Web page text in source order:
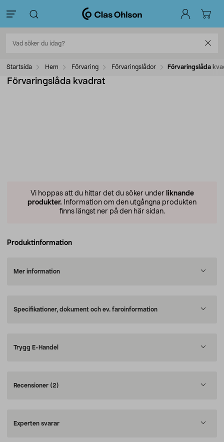
Startsida Hem Förvaring Förvaringslådor Förvaringslåda
Förvaringslåda kvadrat
Vi hoppas att du hittar det du söker under liknande
produkter. Information om den utgångna produkten
finns längst ner på den här sidan.
Produktinformation
Mer information
Specifikationer, dokument och ev. faroinformation
Trygg E-Handel
Recensioner (2)
Experten svarar